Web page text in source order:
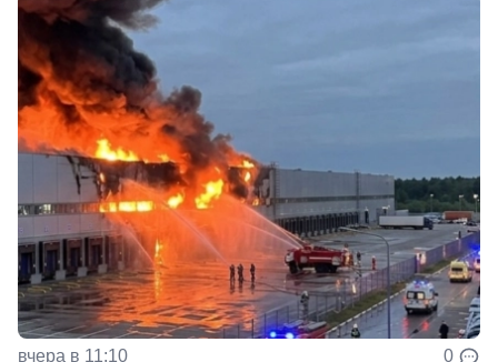
вчера в 11:10 0